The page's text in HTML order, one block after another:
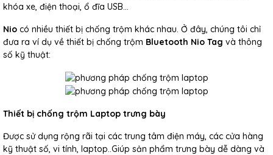
khóa xe, điện thoại, ổ đĩa USB...
Nio có nhiều thiết bị chống trộm khác nhau. Ở đây, chúng tôi chỉ
đưa ra ví dụ về thiết bị chống trộm Bluetooth Nio Tag và thông
số kỹ thuật:
Thiết bị chống trộm Laptop trưng bày
Được sử dụng rộng rãi tại các trung tâm điện máy, các cửa hàng
kỹ thuật số, vi tính, laptop..Giúp sản phẩm trưng bày dễ dàng và